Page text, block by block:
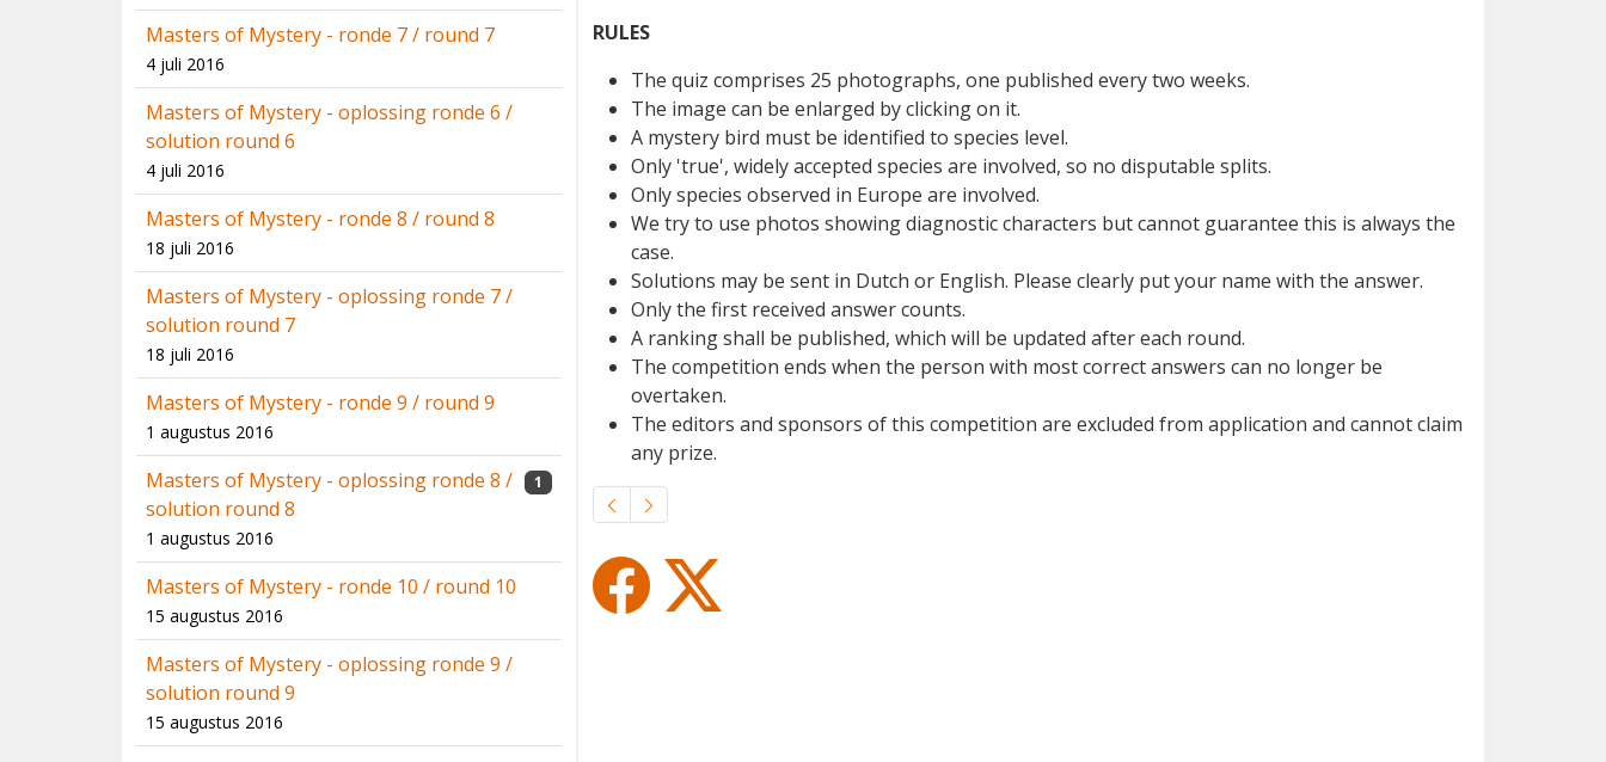
Masters of Mystery - ronde 7 / round 7
4 juli 2016
Masters of Mystery - oplossing ronde 6 /
solution round 6
4 juli 2016
Masters of Mystery - ronde 8 / round 8
18 juli 2016
Masters of Mystery - oplossing ronde 7 /
solution round 7
18 juli 2016
Masters of Mystery - ronde 9 / round 9
1 augustus 2016
Masters of Mystery - oplossing ronde 8 /
solution round 8
1 augustus 2016
1
Masters of Mystery - ronde 10 / round 10
15 augustus 2016
Masters of Mystery - oplossing ronde 9 /
solution round 9
15 augustus 2016
RULES
The quiz comprises 25 photographs, one published every two weeks.
The image can be enlarged by clicking on it.
A mystery bird must be identified to species level.
Only 'true', widely accepted species are involved, so no disputable splits.
Only species observed in Europe are involved.
We try to use photos showing diagnostic characters but cannot guarantee this is always the
case.
Solutions may be sent in Dutch or English. Please clearly put your name with the answer.
Only the first received answer counts.
A ranking shall be published, which will be updated after each round.
The competition ends when the person with most correct answers can no longer be
overtaken.
The editors and sponsors of this competition are excluded from application and cannot claim
any prize.